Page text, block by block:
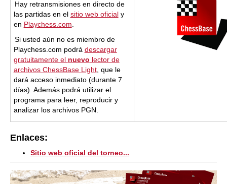
Hay retransmisiones en directo de
las partidas en el sitio web oficialy
en Playchess.com
Si usted aún no es miembro de
Playchess.com podrá descargar
gratuitamente el nuevo lector de
archivos ChessBase Light, que le
dará acceso inmediato (durante 7
días). Además podrá utilizar el
programa para leer, reproducir y
analizar los archivos PGN.
Enlaces:
Sitio web oficial del torneo...